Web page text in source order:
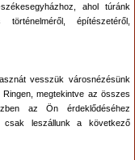
ahol túránk
építészetéről,
vesszük városnézésünk
megtekintve az összes
az Ön érdeklődéséhez
csak leszállunk a következő